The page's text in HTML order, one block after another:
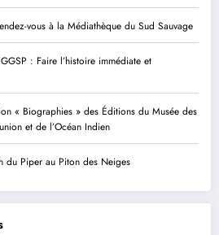
vous à la Médiathèque du Sud Sauvage
: Faire l’histoire immédiate et
« Biographies » des Éditions du Musée des
et de l’Océan Indien
Piper au Piton des Neiges